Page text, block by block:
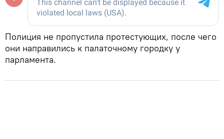
Полиция не пропустила протестующих, после чего
они направились к палаточному городку у
парламента.